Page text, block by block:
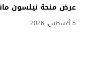
عرض منحة نيلسون
5 أغسطس، 2026